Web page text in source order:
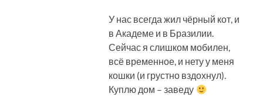
У нас всегда жил чёрный кот, и
в Академе и в Бразилии.
Сейчас я слишком мобилен,
всё временное, и нету у меня
кошки (и грустно вздохнул).
Куплю дом – заведу